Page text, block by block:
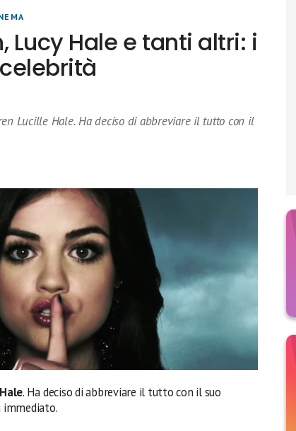
Lucy Hale e tanti altri: i
Lucille Hale. Ha deciso di abbreviare il tutto con il
. Ha deciso di abbreviare il tutto con il suo
immediato.